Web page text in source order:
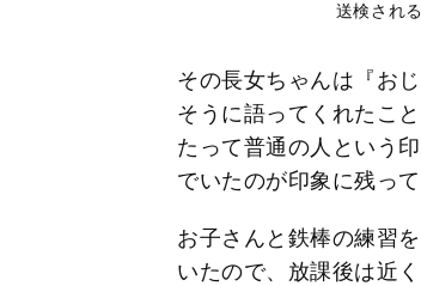
送検され
その長女ちゃんは『お
そうに語ってくれたこ
たって普通の人という
でいたのが印象に残って
お子さんと鉄棒の練習
いたので、放課後は近